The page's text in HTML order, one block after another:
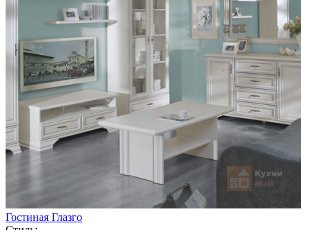
Гостиная Глазго